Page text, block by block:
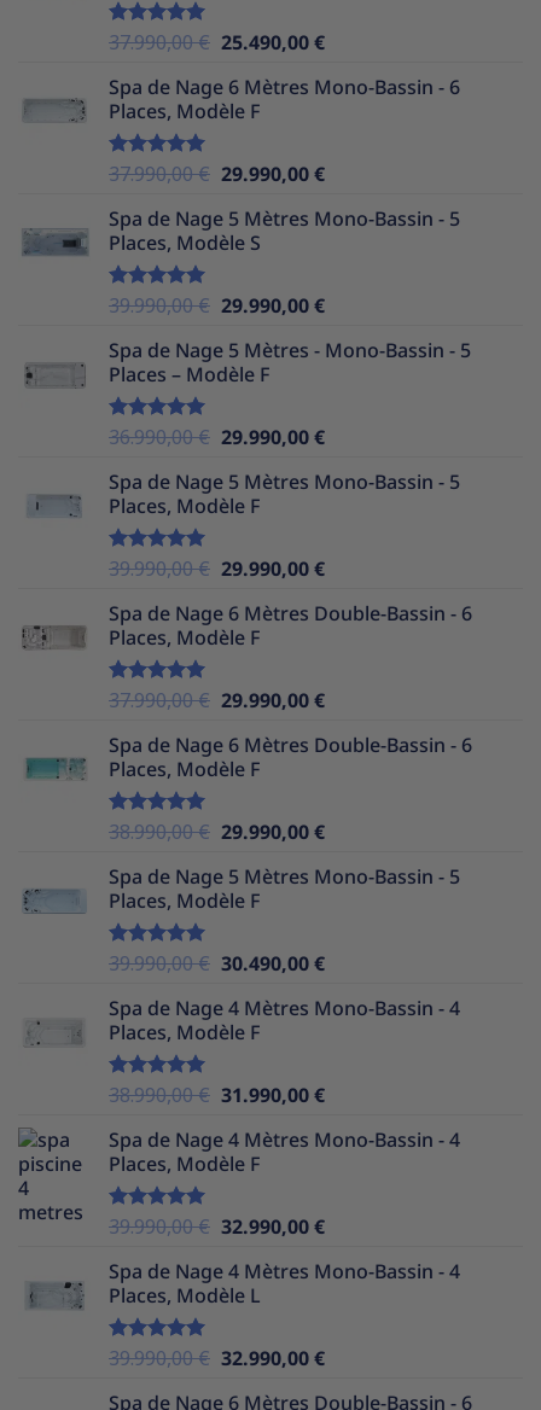
Note5.00
37.990,00€ Le
initial
était :
25.490,00€Le
actuel
Spa de Nage 6 Mètres Mono-Bassin - 6
Places, Modèle F
Note5.00
37.990,00€ Le
initial
était :
29.990,00€Le
actuel
Spa de Nage 5 Mètres Mono-Bassin - 5
Places, Modèle S
Note5.00
39.990,00€ Le
initial
était :
29.990,00€Le
actuel
Spa de Nage 5 Mètres - Mono-Bassin - 5
Places – Modèle F
Note5.00
36.990,00€ Le
initial
était :
29.990,00€Le
actuel
Spa de Nage 5 Mètres Mono-Bassin - 5
Places, Modèle F
Note5.00
39.990,00€ Le
initial
était :
29.990,00€Le
actuel
Spa de Nage 6 Mètres Double-Bassin - 6
Places, Modèle F
Note5.00
37.990,00€ Le
initial
était :
29.990,00€Le
actuel
Spa de Nage 6 Mètres Double-Bassin - 6
Places, Modèle F
Note5.00
38.990,00€ Le
initial
était :
29.990,00€Le
actuel
Spa de Nage 5 Mètres Mono-Bassin - 5
Places, Modèle F
Note5.00
39.990,00€ Le
initial
était :
30.490,00€Le
actuel
Spa de Nage 4 Mètres Mono-Bassin - 4
Places, Modèle F
Note5.00
38.990,00€ Le
initial
était :
31.990,00€Le
actuel
Spa de Nage 4 Mètres Mono-Bassin - 4
Places, Modèle F
Note5.00
39.990,00€ Le
initial
était :
32.990,00€Le
actuel
Spa de Nage 4 Mètres Mono-Bassin - 4
Places, Modèle L
Note5.00
39.990,00€ Le
32.990,00€Le
Spa de Nage 6 Mètres Double-Bassin - 6